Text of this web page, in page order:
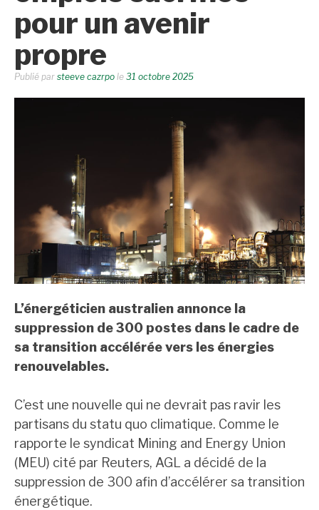
pour un avenir
propre
Publié par steeve cazrpo le 31 octobre 2025
L’énergéticien australien annonce la
suppression de 300 postes dans le cadre de
sa transition accélérée vers les énergies
renouvelables.
C’est une nouvelle qui ne devrait pas ravir les
partisans du statu quo climatique. Comme le
rapporte le syndicat Mining and Energy Union
(MEU) cité par Reuters, AGL a décidé de la
suppression de 300 afin d’accélérer sa transition
énergétique.